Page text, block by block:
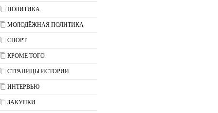
ПОЛИТИКА
МОЛОДЁЖНАЯ ПОЛИТИКА
СПОРТ
КРОМЕ ТОГО
СТРАНИЦЫ ИСТОРИИ
ИНТЕРВЬЮ
ЗАКУПКИ